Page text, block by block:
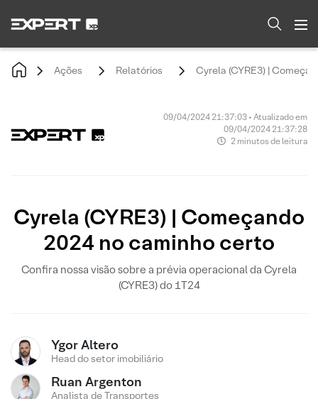
Ações Relatórios Cyrela (CYRE3) |
09/04/2024 21:37:03 • Atualizado em
09/04/2024 21:37:28
2 minutos de leitura
Cyrela (CYRE3) | Começando
2024 no caminho certo
Confira nossa visão sobre a prévia operacional da Cyrela
(CYRE3) do 1T24
Ygor Altero
Head do setor imobiliário
Ruan Argenton
Analista de Transportes